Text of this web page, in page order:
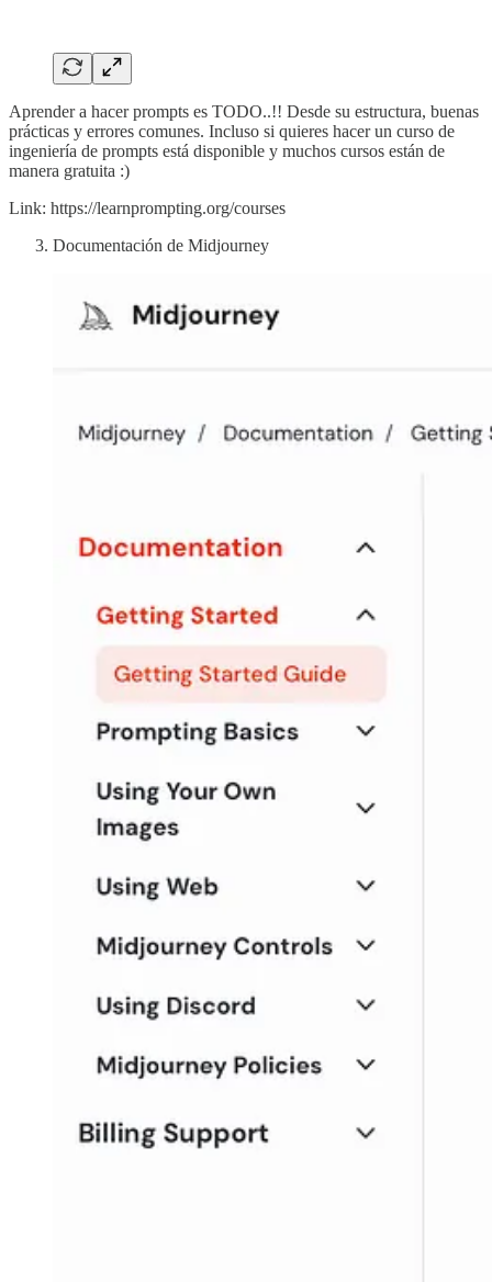
Aprender a hacer prompts es TODO..!! Desde su estructura, buenas
prácticas y errores comunes. Incluso si quieres hacer un curso de
ingeniería de prompts está disponible y muchos cursos están de
manera gratuita :)
Link: https://learnprompting.org/courses
Documentación de Midjourney